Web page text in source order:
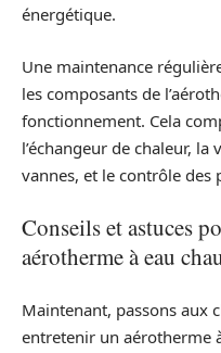
énergétique.
Une maintenance
les composants de
fonctionnement. Cela
l’échangeur de chaleur,
vannes, et le contrôle
Conseils et astuces
aérotherme à eau
Maintenant, passons aux
entretenir un aérotherme